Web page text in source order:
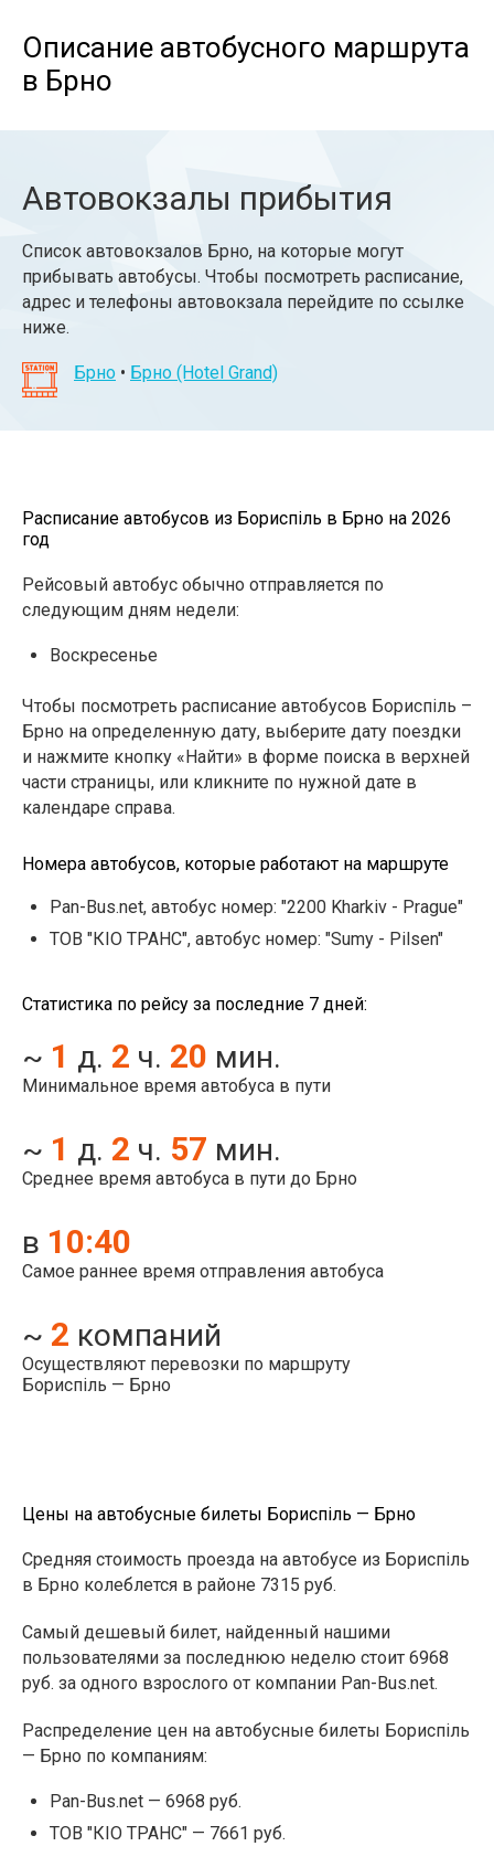
Описание автобусного маршрута
в Брно
Автовокзалы прибытия
Список автовокзалов Брно, на которые могут
прибывать автобусы. Чтобы посмотреть расписание,
адрес и телефоны автовокзала перейдите по ссылке
ниже.
Брно • Брно (Hotel Grand)
Расписание автобусов из Бориспіль в Брно на 2026
год
Рейсовый автобус обычно отправляется по
следующим дням недели:
Воскресенье
Чтобы посмотреть расписание автобусов Бориспіль –
Брно на определенную дату, выберите дату поездки
и нажмите кнопку «Найти» в форме поиска в верхней
части страницы, или кликните по нужной дате в
календаре справа.
Номера автобусов, которые работают на маршруте
Pan-Bus.net, автобус номер: "2200 Kharkiv - Prague"
ТОВ "КІО ТРАНС", автобус номер: "Sumy - Pilsen"
Статистика по рейсу за последние 7 дней:
~ 1 д. 2 ч. 20 мин.
Минимальное время автобуса в пути
~ 1 д. 2 ч. 57 мин.
Среднее время автобуса в пути до Брно
в 10:40
Самое раннее время отправления автобуса
~ 2 компаний
Осуществляют перевозки по маршруту
Бориспіль — Брно
Цены на автобусные билеты Бориспіль — Брно
Средняя стоимость проезда на автобусе из Бориспіль
в Брно колеблется в районе 7315 руб.
Самый дешевый билет, найденный нашими
пользователями за последнюю неделю стоит 6968
руб. за одного взрослого от компании Pan-Bus.net.
Распределение цен на автобусные билеты Бориспіль
— Брно по компаниям:
Pan-Bus.net — 6968 руб.
ТОВ "КІО ТРАНС" — 7661 руб.